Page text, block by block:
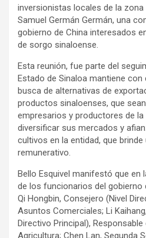
inversionistas locales de la
Samuel Germán Germán, una
gobierno de China interesados
de sorgo sinaloense.
Esta reunión, fue parte del
Estado de Sinaloa mantiene con
busca de alternativas de
productos sinaloenses, que
empresarios y productores de la
diversificar sus mercados y
cultivos en la entidad, que
remunerativo.
Bello Esquivel manifestó que en
de los funcionarios del
Qi Hongbin, Consejero (Nivel
Asuntos Comerciales; Li
Directivo Principal),
Agricultura; Chen Lan, Segunda